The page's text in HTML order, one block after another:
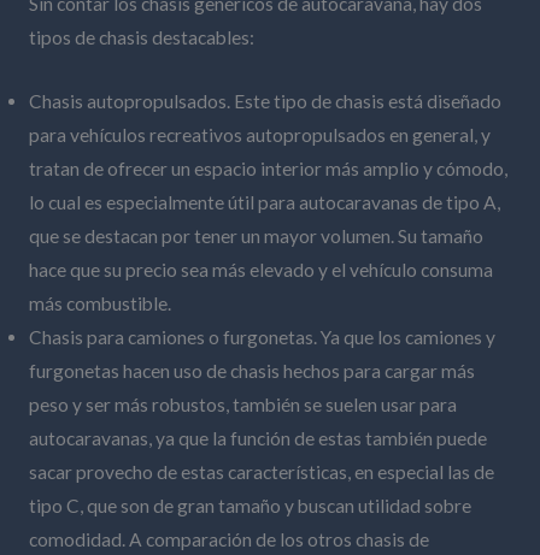
tipos de chasis destacables:
Chasis autopropulsados. Este tipo de chasis está diseñado
para vehículos recreativos autopropulsados en general, y
tratan de ofrecer un espacio interior más amplio y cómodo,
lo cual es especialmente útil para autocaravanas de tipo A,
que se destacan por tener un mayor volumen. Su tamaño
hace que su precio sea más elevado y el vehículo consuma
más combustible.
Chasis para camiones o furgonetas. Ya que los camiones y
furgonetas hacen uso de chasis hechos para cargar más
peso y ser más robustos, también se suelen usar para
autocaravanas, ya que la función de estas también puede
sacar provecho de estas características, en especial las de
tipo C, que son de gran tamaño y buscan utilidad sobre
comodidad. A comparación de los otros chasis de